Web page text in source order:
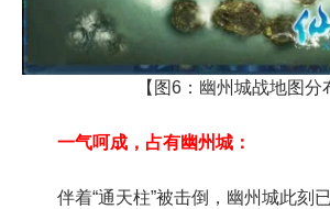
【图6：幽州城战地图分
一气呵成，占有幽州城：
伴着“通天柱”被击倒，幽州城此刻